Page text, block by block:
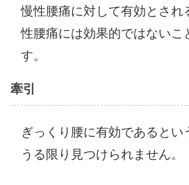
慢性腰痛に対して有効とされ
性腰痛には効果的ではないこ
す。
牽引
ぎっくり腰に有効であるとい
うる限り見つけられません。